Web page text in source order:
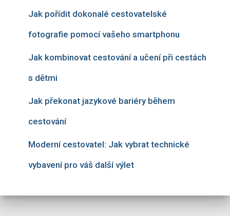
Jak pořídit dokonalé cestovatelské
fotografie pomocí vašeho smartphonu
Jak kombinovat cestování a učení při cestách
s dětmi
Jak překonat jazykové bariéry během
cestování
Moderní cestovatel: Jak vybrat technické
vybavení pro váš další výlet